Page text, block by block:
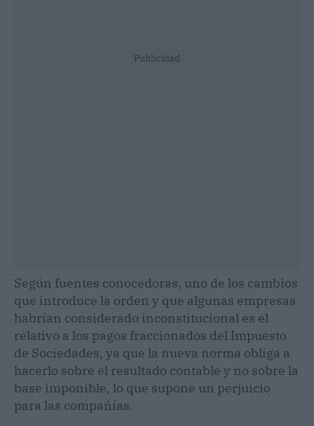
Publicidad
Según fuentes conocedoras, uno de los cambios
que introduce la orden y que algunas empresas
habrían considerado inconstitucional es el
relativo a los pagos fraccionados del Impuesto
de Sociedades, ya que la nueva norma obliga a
hacerlo sobre el resultado contable y no sobre la
base imponible, lo que supone un perjuicio
para las compañías.